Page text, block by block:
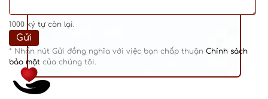
1000 ký tự còn lại.
* Nhấn nút Gửi đồng nghĩa với việc bạn chấp thuận Chính sách
bảo mật của chúng tôi.